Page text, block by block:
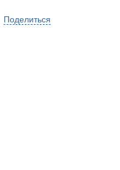
Поделиться